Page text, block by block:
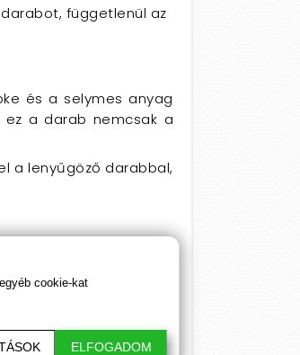
függetlenül az
és a selymes anyag
ez a darab nemcsak a
a lenyűgöző darabbal,
cookie-kat
ELFOGADOM